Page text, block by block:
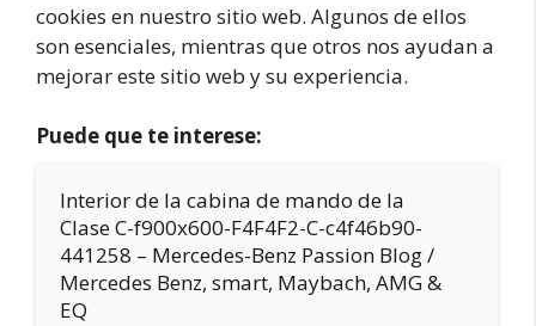
cookies en nuestro sitio web. Algunos de ellos
son esenciales, mientras que otros nos ayudan a
mejorar este sitio web y su experiencia.
Puede que te interese:
Interior de la cabina de mando de la
Clase C-f900x600-F4F4F2-C-c4f46b90-
441258 – Mercedes-Benz Passion Blog /
Mercedes Benz, smart, Maybach, AMG &
EQ